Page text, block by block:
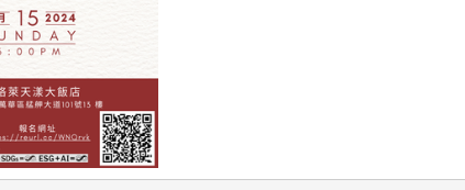
校友处执行长彭春阳于115年7月